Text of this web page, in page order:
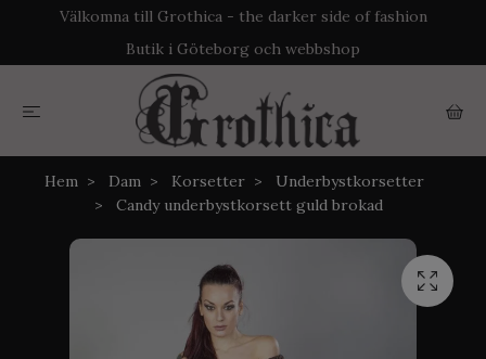
Välkomna till Grothica - the darker side of fashion
Butik i Göteborg och webbshop
Hem Dam Korsetter
Underbystkorsetter
Candy underbystkorsett guld brokad